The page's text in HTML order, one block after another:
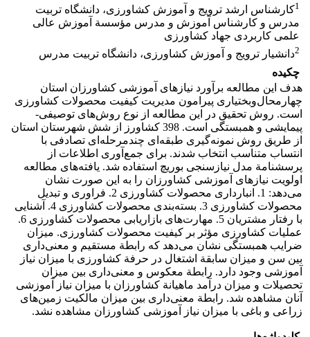
1کارشناس ارشد ترویج و آموزش کشاورزی، دانشگاه تربیت
مدرس و کارشناس آموزش و مدرس مؤسسة آموزش عالی
علمی کاربردی جهاد کشاورزی
2دانشیار ترویج و آموزش کشاورزی، دانشگاه تربیت مدرس
چکیده
هدف این مطالعه برآورد نیازهای آموزشی کشاورزان استان
چهارمحال‌وبختیاری پیرامون مدیریت کیفیت محصولات کشاورزی
است. روش تحقیق در این مطالعه از نوع روش‌های توصیفی-
پیمایشی و همبستگی است. 398 کشاورز از شش شهرستان استان
از طریق روش نمونه‌گیری طبقه‌ای چندمرحله‌ای تصادفی با
انتساب متناسب انتخاب شدند. برای جمع‌آوری اطلاعات از
پرسشنامة مدل نیازسنجی بوریچ استفاده شد. یافته‌های مطالعه
اولویت نیازهای آموزشی کشاورزان را به این صورت نشان
می‌دهد: 1. انبارداری محصولات کشاورزی 2. فراوری و تبدیل
محصولات کشاورزی 3. بسته‌بندی محصولات کشاورزی 4. آشنایی
با رفتار مشتریان 5. مهارت‌های بازاریابی محصولات کشاورزی 6.
عملیات کشاورزی مؤثر بر کیفیت محصولات کشاورزی. میزان
ضرایب همبستگی نشان می‌دهد که رابطة مستقیم و معنی‌داری
بین سن و میزان سابقة اشتغال در حرفة کشاورزی با میزان نیاز
آموزشی وجود دارد. رابطة معکوس و معنی‌داری بین میزان
تحصیلات و میزان درآمد ماهیانة کشاورزان با میزان نیاز آموزشی
آنان مشاهده شد. رابطة معنی‌داری بین میزان مالکیت زمین‌های
زراعی و باغی با میزان نیاز آموزشی کشاورزان مشاهده نشد.